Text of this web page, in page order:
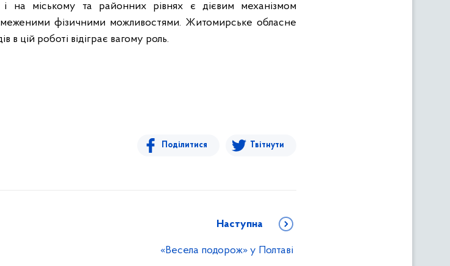
на міському та районних рівнях
є дієвим механізмом
фізичними можливостями. Житомирське обласне
в цій роботі відіграє вагому роль.
Поділитися Твітнути
Наступна
«Весела подорож» у Полтаві